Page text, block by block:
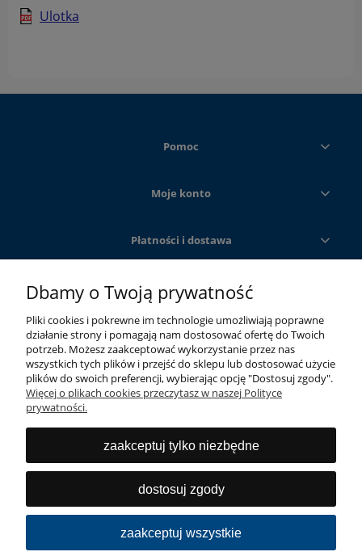
Ulotka
Pomoc
Moje konto
Płatności i dostawa
Informacje
O nas
Szeroka gama innowacyjnych produktów, wysokiej
jakości do niszowych segmentów rynku sanitarnego i
budowlanego.
Dbamy o Twoją prywatność
Pliki cookies i pokrewne im technologie umożliwiają poprawne
działanie strony i pomagają nam dostosować ofertę do Twoich
potrzeb. Możesz zaakceptować wykorzystanie przez nas
wszystkich tych plików i przejść do sklepu lub dostosować użycie
plików do swoich preferencji, wybierając opcję "Dostosuj zgody".
Więcej o plikach cookies przeczytasz w naszej Polityce
prywatności.
zaakceptuj tylko niezbędne
dostosuj zgody
zaakceptuj wszystkie